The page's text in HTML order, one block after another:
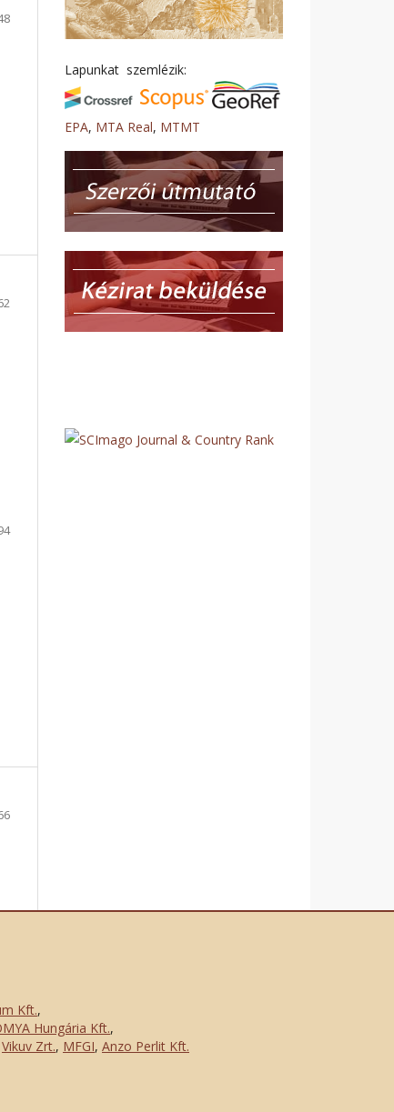
Lapunkat szemlézik:
EPA, MTA Real, MTMT
Kft.,
Hungária Kft.,
Vikuv Zrt., MFGI, Anzo Perlit Kft.